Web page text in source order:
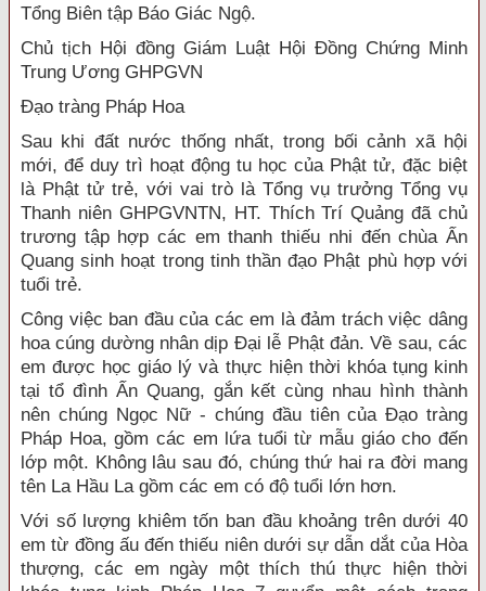
Tổng Biên tập Báo Giác Ngộ.
Chủ tịch Hội đồng Giám Luật Hội Đồng Chứng Minh
Trung Ương GHPGVN
Đạo tràng Pháp Hoa
Sau khi đất nước thống nhất, trong bối cảnh xã hội
mới, để duy trì hoạt động tu học của Phật tử, đặc biệt
là Phật tử trẻ, với vai trò là Tổng vụ trưởng Tổng vụ
Thanh niên GHPGVNTN, HT. Thích Trí Quảng đã chủ
trương tập hợp các em thanh thiếu nhi đến chùa Ấn
Quang sinh hoạt trong tinh thần đạo Phật phù hợp với
tuổi trẻ.
Công việc ban đầu của các em là đảm trách việc dâng
hoa cúng dường nhân dịp Đại lễ Phật đản. Về sau, các
em được học giáo lý và thực hiện thời khóa tụng kinh
tại tổ đình Ấn Quang, gắn kết cùng nhau hình thành
nên chúng Ngọc Nữ - chúng đầu tiên của Đạo tràng
Pháp Hoa, gồm các em lứa tuổi từ mẫu giáo cho đến
lớp một. Không lâu sau đó, chúng thứ hai ra đời mang
tên La Hầu La gồm các em có độ tuổi lớn hơn.
Với số lượng khiêm tốn ban đầu khoảng trên dưới 40
em từ đồng ấu đến thiếu niên dưới sự dẫn dắt của Hòa
thượng, các em ngày một thích thú thực hiện thời